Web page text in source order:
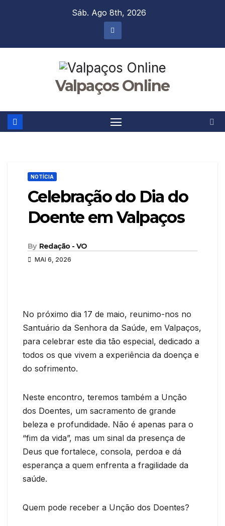
Sáb. Ago 8th, 2026
Valpaços Online
NOTÍCIA
Celebração do Dia do
Doente em Valpaços
By Redação - VO
MAI 6, 2026
No próximo dia 17 de maio, reunimo-nos no
Santuário da Senhora da Saúde, em Valpaços,
para celebrar este dia tão especial, dedicado a
todos os que vivem a experiência da doença e
do sofrimento.
Neste encontro, teremos também a Unção
dos Doentes, um sacramento de grande
beleza e profundidade. Não é apenas para o
“fim da vida”, mas um sinal da presença de
Deus que fortalece, consola, perdoa e dá
esperança a quem enfrenta a fragilidade da
saúde.
Quem pode receber a Unção dos Doentes?